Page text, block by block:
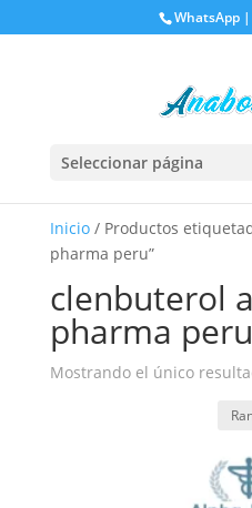
WhatsApp
Seleccionar página
Inicio/ Productos
pharma peru”
clenbuterol
pharma peru
Mostrando el único